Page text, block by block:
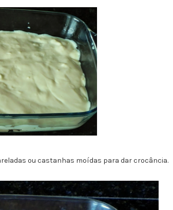
ou castanhas moídas para dar crocância.